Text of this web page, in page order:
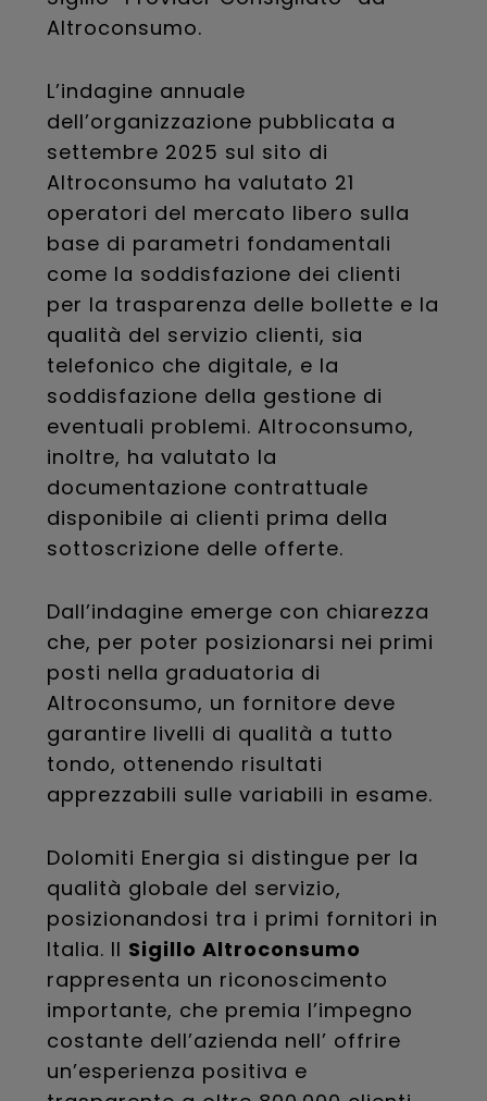
Altroconsumo.
L’indagine annuale
dell’organizzazione pubblicata a
settembre 2025 sul sito di
Altroconsumo ha valutato 21
operatori del mercato libero sulla
base di parametri fondamentali
come la soddisfazione dei clienti
per la trasparenza delle bollette e la
qualità del servizio clienti, sia
telefonico che digitale, e la
soddisfazione della gestione di
eventuali problemi. Altroconsumo,
inoltre, ha valutato la
documentazione contrattuale
disponibile ai clienti prima della
sottoscrizione delle offerte.
Dall’indagine emerge con chiarezza
che, per poter posizionarsi nei primi
posti nella graduatoria di
Altroconsumo, un fornitore deve
garantire livelli di qualità a tutto
tondo, ottenendo risultati
apprezzabili sulle variabili in esame.
Dolomiti Energia si distingue per la
qualità globale del servizio,
posizionandosi tra i primi fornitori in
Italia. Il Sigillo Altroconsumo
rappresenta un riconoscimento
importante, che premia l’impegno
costante dell’azienda nell’ offrire
un’esperienza positiva e